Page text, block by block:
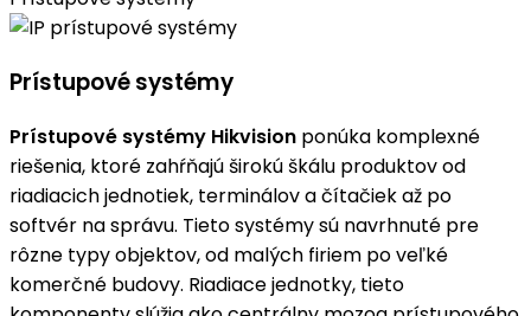
Prístupové systémy
Prístupové systémy Hikvision ponúka komplexné
riešenia, ktoré zahŕňajú širokú škálu produktov od
riadiacich jednotiek, terminálov a čítačiek až po
softvér na správu. Tieto systémy sú navrhnuté pre
rôzne typy objektov, od malých firiem po veľké
komerčné budovy. Riadiace jednotky, tieto